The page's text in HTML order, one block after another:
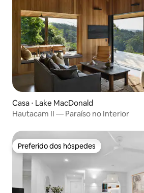
Casa ⋅ Lake MacDonald
Hautacam II — Paraíso no Interior
Preferido dos hóspedes
Preferido dos hóspedes